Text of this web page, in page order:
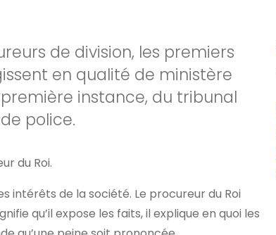
de division, les premiers
en qualité de ministère
instance, du tribunal
police.
du Roi.
intérêts de la société. Le procureur du Roi
qu’il expose les faits, il explique en quoi les